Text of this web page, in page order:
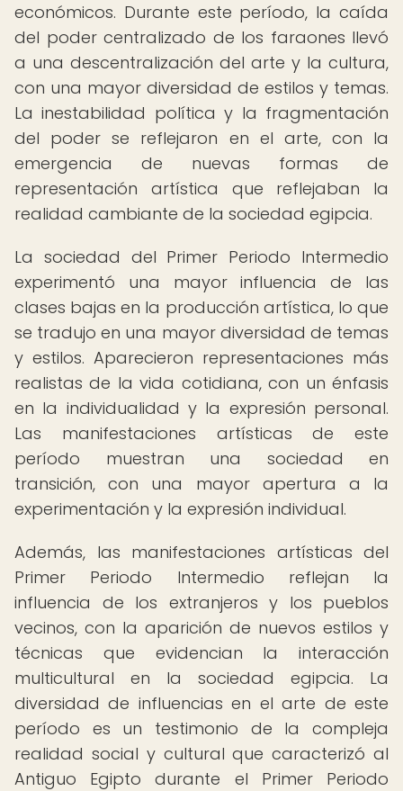
económicos. Durante este período, la caída
del poder centralizado de los faraones llevó
a una descentralización del arte y la cultura,
con una mayor diversidad de estilos y temas.
La inestabilidad política y la fragmentación
del poder se reflejaron en el arte, con la
emergencia de nuevas formas de
representación artística que reflejaban la
realidad cambiante de la sociedad egipcia.
La sociedad del Primer Periodo Intermedio
experimentó una mayor influencia de las
clases bajas en la producción artística, lo que
se tradujo en una mayor diversidad de temas
y estilos. Aparecieron representaciones más
realistas de la vida cotidiana, con un énfasis
en la individualidad y la expresión personal.
Las manifestaciones artísticas de este
período muestran una sociedad en
transición, con una mayor apertura a la
experimentación y la expresión individual.
Además, las manifestaciones artísticas del
Primer Periodo Intermedio reflejan la
influencia de los extranjeros y los pueblos
vecinos, con la aparición de nuevos estilos y
técnicas que evidencian la interacción
multicultural en la sociedad egipcia. La
diversidad de influencias en el arte de este
período es un testimonio de la compleja
realidad social y cultural que caracterizó al
Antiguo Egipto durante el Primer Periodo